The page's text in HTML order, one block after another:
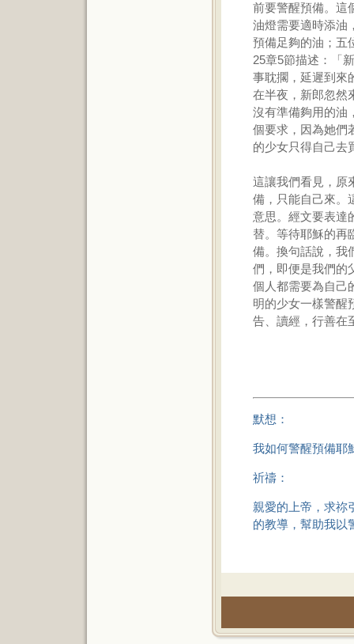
前要警醒預備。這
油燈需要適時添油
預備足夠的油；五
25章5節描述：「
事耽擱，延遲到來
在半夜，新郎忽然
沒有準備夠用的油
個要求，因為她們
的少女只得自己去
這讓我們看見，原
備，只能自己來。
意思。經文要表達
替。等待耶穌的再
備。換句話說，我
們，即便是我們的
個人都需要為自己
明的少女一樣警醒
告、讀經，行善在
默想：
我如何警醒預備耶
祈禱：
親愛的上帝，求祢
的教導，幫助我以